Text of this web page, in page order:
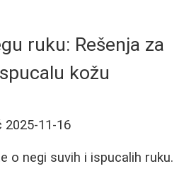
ruku: Rešenja za
kožu
2025-11-16
o negi suvih i ispucalih ruku.